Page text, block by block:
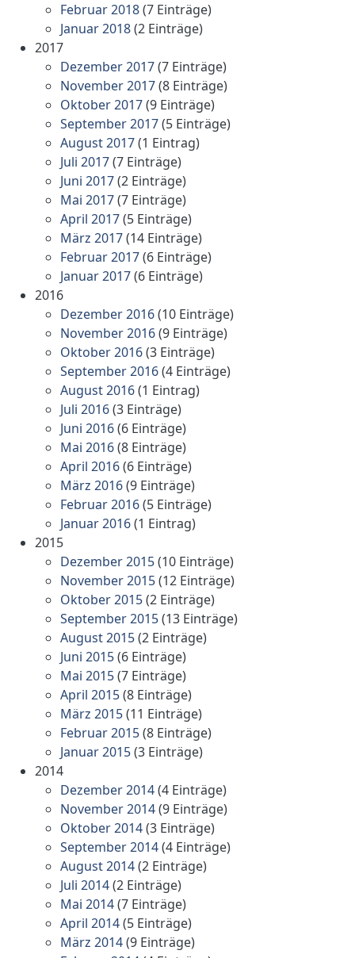
Februar 2018(7 Einträge)
Januar 2018(2 Einträge)
2017
Dezember 2017(7 Einträge)
November 2017(8 Einträge)
Oktober 2017(9 Einträge)
September 2017(5 Einträge)
August 2017(1 Eintrag)
Juli 2017(7 Einträge)
Juni 2017(2 Einträge)
Mai 2017(7 Einträge)
April 2017(5 Einträge)
März 2017(14 Einträge)
Februar 2017(6 Einträge)
Januar 2017(6 Einträge)
2016
Dezember 2016(10 Einträge)
November 2016(9 Einträge)
Oktober 2016(3 Einträge)
September 2016(4 Einträge)
August 2016(1 Eintrag)
Juli 2016(3 Einträge)
Juni 2016(6 Einträge)
Mai 2016(8 Einträge)
April 2016(6 Einträge)
März 2016(9 Einträge)
Februar 2016(5 Einträge)
Januar 2016(1 Eintrag)
2015
Dezember 2015(10 Einträge)
November 2015(12 Einträge)
Oktober 2015(2 Einträge)
September 2015(13 Einträge)
August 2015(2 Einträge)
Juni 2015(6 Einträge)
Mai 2015(7 Einträge)
April 2015(8 Einträge)
März 2015(11 Einträge)
Februar 2015(8 Einträge)
Januar 2015(3 Einträge)
2014
Dezember 2014(4 Einträge)
November 2014(9 Einträge)
Oktober 2014(3 Einträge)
September 2014(4 Einträge)
August 2014(2 Einträge)
Juli 2014(2 Einträge)
Mai 2014(7 Einträge)
April 2014(5 Einträge)
März 2014(9 Einträge)